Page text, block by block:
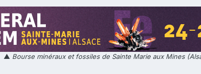
▲ Bourse minéraux et fossiles de Sainte Marie aux Mines